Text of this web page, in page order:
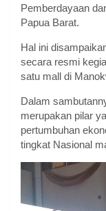
Pemberdayaan
Papua Barat.
Hal ini
secara resmi
satu mall di
Dalam
merupakan pilar
pertumbuhan
tingkat Nasional